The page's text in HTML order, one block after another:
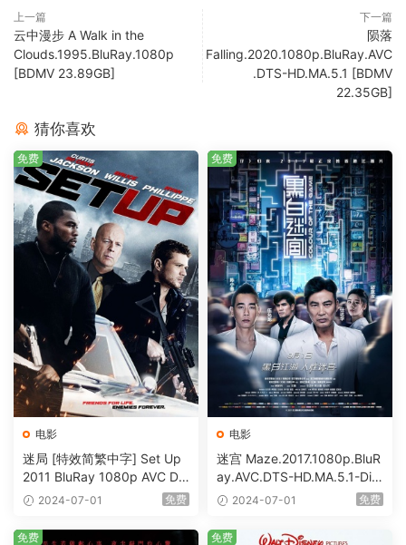
上一篇
云中漫步 A Walk in the
Clouds.1995.BluRay.1080p
[BDMV 23.89GB]
下一篇
陨落
Falling.2020.1080p.BluRay.AVC
.DTS-HD.MA.5.1 [BDMV
22.35GB]
猜你喜欢
电影
迷局 [特效简繁中字] Set Up
2011 BluRay 1080p AVC DT
S-HD MA5.1-shhaclm@CHD
2024-07-01 免费
免费
电影
迷宫 Maze.2017.1080p.BluR
ay.AVC.DTS-HD.MA.5.1-DiY
@HDHome [BDISO 19.7GB]
2024-07-01 免费
免费
免费 免费